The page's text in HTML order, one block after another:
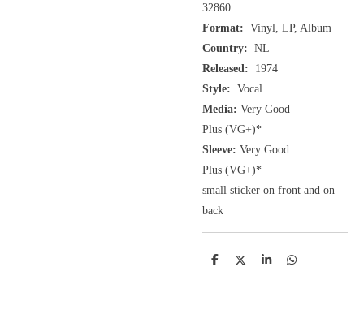
32860
Format: Vinyl, LP, Album
Country: NL
Released: 1974
Style: Vocal
Media: Very Good
Plus (VG+)*
Sleeve: Very Good
Plus (VG+)*
small sticker on front and on
back
D
D
S
D